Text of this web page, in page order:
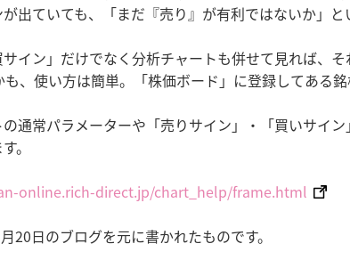
出ていても、「まだ『売り』が有利ではないか」と
イン」だけでなく分析チャートも併せて見れば、
、使い方は簡単。「株価ボード」に登録してある
通常パラメーターや「売りサイン」・「買いサイ
。
online.rich-direct.jp/chart_help/frame.html
20日のブログを元に書かれたものです。